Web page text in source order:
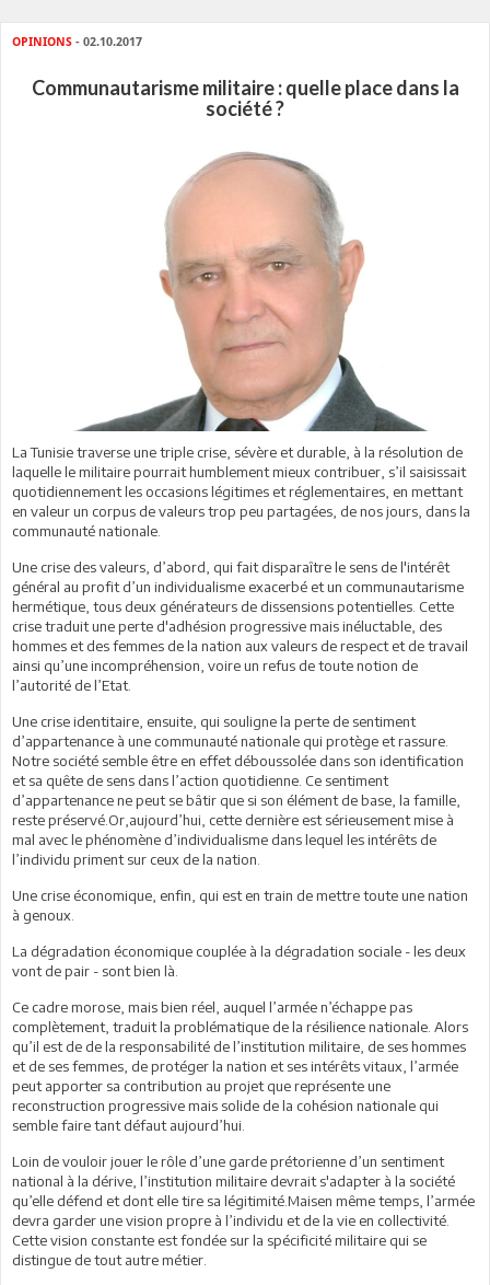
OPINIONS - 02.10.2017
Communautarisme militaire : quelle place dans la
société ?
La Tunisie traverse une triple crise, sévère et durable, à la résolution de
laquelle le militaire pourrait humblement mieux contribuer, s’il saisissait
quotidiennement les occasions légitimes et réglementaires, en mettant
en valeur un corpus de valeurs trop peu partagées, de nos jours, dans la
communauté nationale.
Une crise des valeurs, d’abord, qui fait disparaître le sens de l'intérêt
général au profit d’un individualisme exacerbé et un communautarisme
hermétique, tous deux générateurs de dissensions potentielles. Cette
crise traduit une perte d'adhésion progressive mais inéluctable, des
hommes et des femmes de la nation aux valeurs de respect et de travail
ainsi qu’une incompréhension, voire un refus de toute notion de
l’autorité de l’Etat.
Une crise identitaire, ensuite, qui souligne la perte de sentiment
d’appartenance à une communauté nationale qui protège et rassure.
Notre société semble être en effet déboussolée dans son identification
et sa quête de sens dans l’action quotidienne. Ce sentiment
d’appartenance ne peut se bâtir que si son élément de base, la famille,
reste préservé.Or,aujourd’hui, cette dernière est sérieusement mise à
mal avec le phénomène d’individualisme dans lequel les intérêts de
l’individu priment sur ceux de la nation.
Une crise économique, enfin, qui est en train de mettre toute une nation
à genoux.
La dégradation économique couplée à la dégradation sociale - les deux
vont de pair - sont bien là.
Ce cadre morose, mais bien réel, auquel l’armée n’échappe pas
complètement, traduit la problématique de la résilience nationale. Alors
qu’il est de de la responsabilité de l’institution militaire, de ses hommes
et de ses femmes, de protéger la nation et ses intérêts vitaux, l’armée
peut apporter sa contribution au projet que représente une
reconstruction progressive mais solide de la cohésion nationale qui
semble faire tant défaut aujourd’hui.
Loin de vouloir jouer le rôle d’une garde prétorienne d’un sentiment
national à la dérive, l’institution militaire devrait s'adapter à la société
qu’elle défend et dont elle tire sa légitimité.Maisen même temps, l’armée
devra garder une vision propre à l’individu et de la vie en collectivité.
Cette vision constante est fondée sur la spécificité militaire qui se
distingue de tout autre métier.